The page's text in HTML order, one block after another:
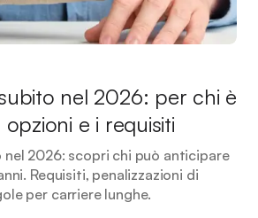
nel 2026: per chi è
opzioni e i requisiti
nel 2026: scopri chi può anticipare
Requisiti, penalizzazioni di
per carriere lunghe.